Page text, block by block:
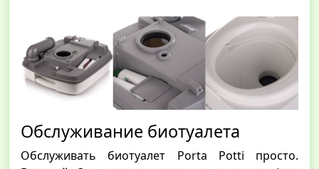
Обслуживание биотуалета
Обслуживать биотуалет Porta Potti просто.